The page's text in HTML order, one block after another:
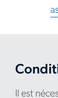
Il est